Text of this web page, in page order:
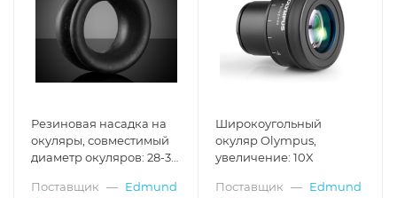
Резиновая насадка на
окуляры, совместимый
диаметр окуляров: 28-32
Поставщик — Edmund
Широкоугольный
окуляр Olympus,
увеличение: 10X
Поставщик — Edmund